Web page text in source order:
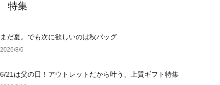
特集
まだ夏。でも次に欲しいのは秋バッグ
2026/8/6
6/21は父の日！アウトレットだから叶う、上質ギフト特集